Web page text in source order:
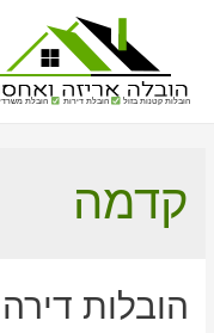
הובלות קטנות בזול הובלת דירות הובלת
קדמה
הובלות